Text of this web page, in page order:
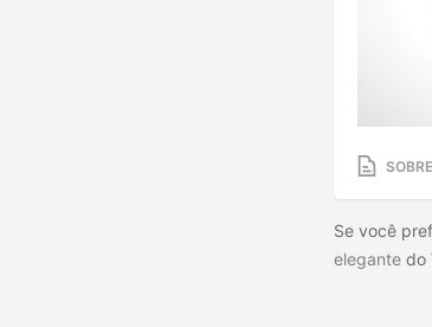
Se você
elegante do